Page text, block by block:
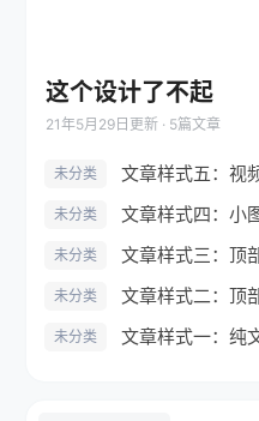
这个设计了不起
21年5月29日 更新 · 5篇文章
未分类 文章样式五：视
未分类 文章样式四：小
未分类 文章样式三：顶
未分类 文章样式二：顶
未分类 文章样式一：纯